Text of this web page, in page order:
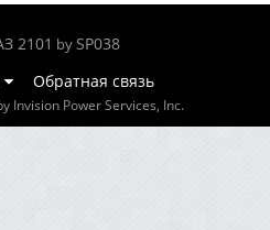
2101 by SP038
Обратная связь
Invision Power Services, Inc.